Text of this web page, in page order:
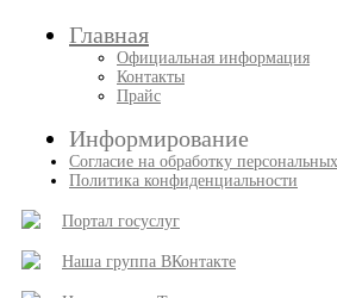
Главная
Официальная информация
Контакты
Прайс
Информирование
Согласие на обработку
Политика конфиденциальности
Портал госуслуг
Наша группа ВКонтакте